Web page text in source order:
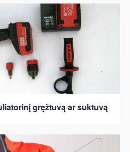
gręžtuvą ar suktuvą